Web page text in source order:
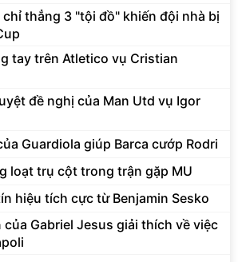
chỉ thẳng 3 "tội đồ" khiến đội nhà bị
tay trên Atletico vụ Cristian
đề nghị của Man Utd vụ Igor
Guardiola giúp Barca cướp Rodri
loạt trụ cột trong trận gặp MU
hiệu tích cực từ Benjamin Sesko
của Gabriel Jesus giải thích về việc